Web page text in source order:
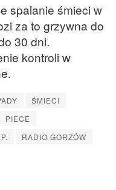
spalanie śmieci w
za to grzywna do
30 dni.
kontroli w
ŚMIECI
PIECE
RADIO GORZÓW